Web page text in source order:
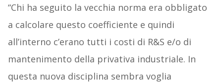
“Chi ha seguito la vecchia norma era obbligato
a calcolare questo coefficiente e quindi
all’interno c’erano tutti i costi di R&S e/o di
mantenimento della privativa industriale. In
questa nuova disciplina sembra voglia